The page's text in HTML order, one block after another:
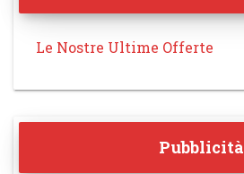
Le Nostre Ultime Offerte
Pubblicità